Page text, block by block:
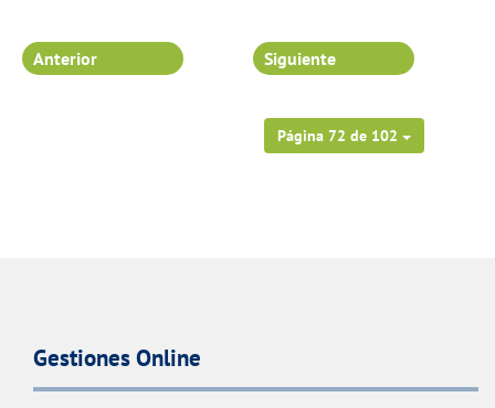
Página 72 de 102
Anterior Siguiente
Gestiones Online